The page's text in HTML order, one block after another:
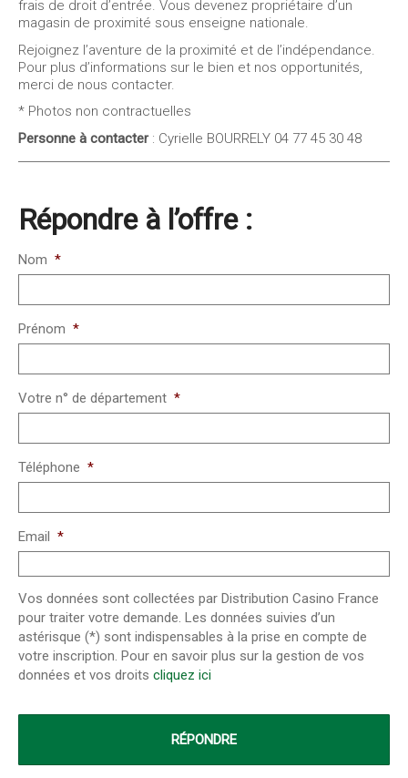
frais de droit d’entrée. Vous devenez propriétaire d’un
magasin de proximité sous enseigne nationale.
Rejoignez l’aventure de la proximité et de l’indépendance.
Pour plus d’informations sur le bien et nos opportunités,
merci de nous contacter.
* Photos non contractuelles
Personne à contacter: Cyrielle BOURRELY 04 77 45 30 48
Répondre à l’offre :
Nom *
Prénom *
Votre n° de département *
Téléphone *
Email *
Vos données sont collectées par Distribution Casino France
pour traiter votre demande. Les données suivies d’un
astérisque (*) sont indispensables à la prise en compte de
votre inscription. Pour en savoir plus sur la gestion de vos
données et vos droits cliquez ici